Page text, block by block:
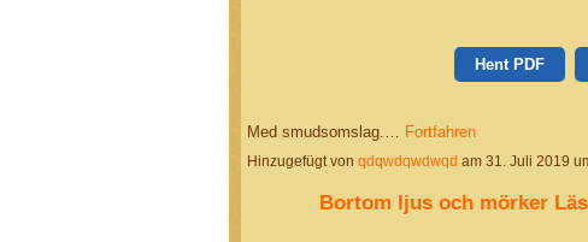
Hent PDF
Med smudsomslag.… Fortfahren
Hinzugefügt von qdqwdqwdwqd am 31. Juli 2019
Bortom ljus och mörker